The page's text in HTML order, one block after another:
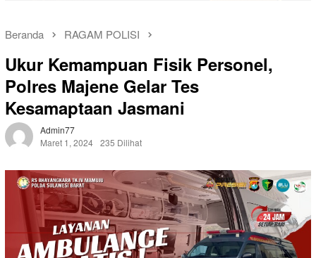
Beranda RAGAM POLISI
Ukur Kemampuan Fisik Personel,
Polres Majene Gelar Tes
Kesamaptaan Jasmani
Admin77
Maret 1, 2024 235 Dilihat